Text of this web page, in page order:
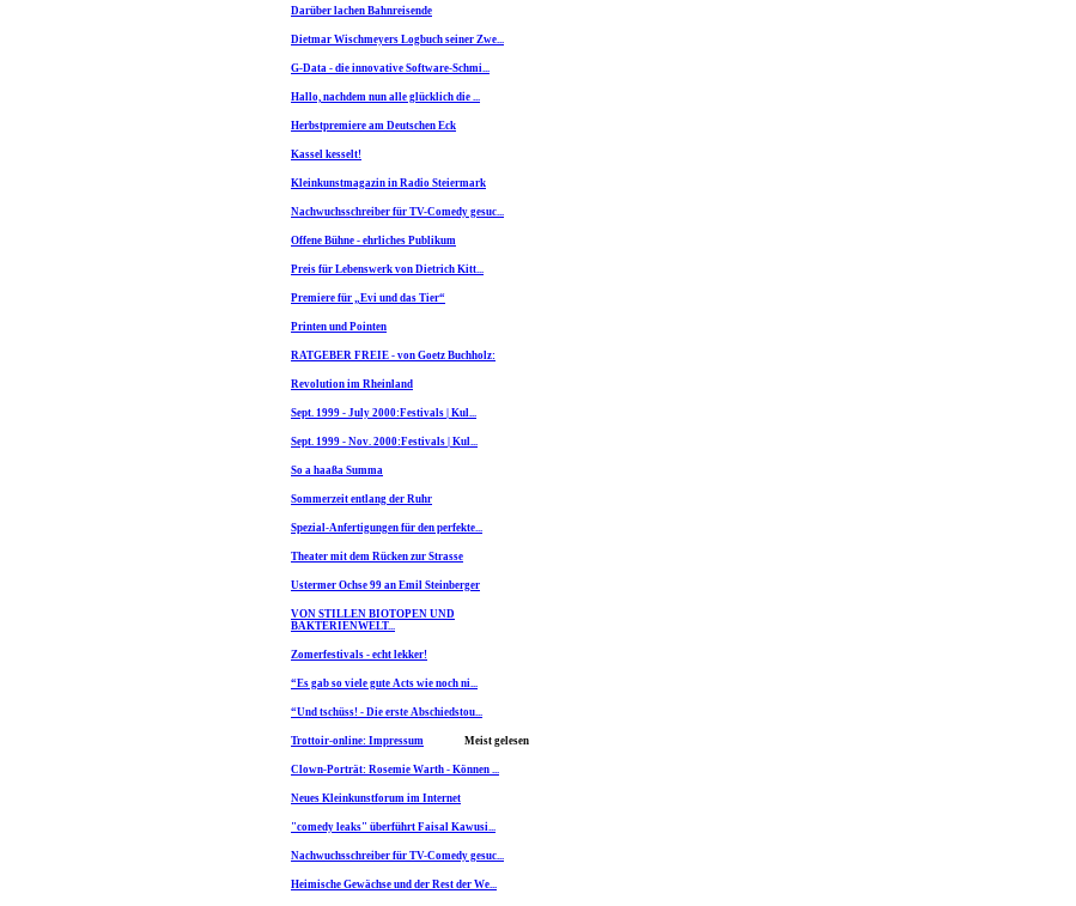
Darüber lachen Bahnreisende
Dietmar Wischmeyers Logbuch seiner Zwe...
G-Data - die innovative Software-Schmi...
Hallo, nachdem nun alle glücklich die ...
Herbstpremiere am Deutschen Eck
Kassel kesselt!
Kleinkunstmagazin in Radio Steiermark
Nachwuchsschreiber für TV-Comedy gesuc...
Offene Bühne - ehrliches Publikum
Preis für Lebenswerk von Dietrich Kitt...
Premiere für „Evi und das Tier“
Printen und Pointen
RATGEBER FREIE - von Goetz Buchholz:
Revolution im Rheinland
Sept. 1999 - July 2000:Festivals | Kul...
Sept. 1999 - Nov. 2000:Festivals | Kul...
So a haaßa Summa
Sommerzeit entlang der Ruhr
Spezial-Anfertigungen für den perfekte...
Theater mit dem Rücken zur Strasse
Ustermer Ochse 99 an Emil Steinberger
VON STILLEN BIOTOPEN UND
BAKTERIENWELT...
Zomerfestivals - echt lekker!
“Es gab so viele gute Acts wie noch ni...
“Und tschüss! - Die erste Abschiedstou...
Meist gelesen
Trottoir-online: Impressum
Clown-Porträt: Rosemie Warth - Können ...
Neues Kleinkunstforum im Internet
"comedy leaks" überführt Faisal Kawusi...
Nachwuchsschreiber für TV-Comedy gesuc...
Heimische Gewächse und der Rest der We...